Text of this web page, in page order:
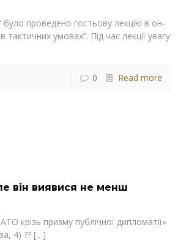
проведено гостьову лекцію в он-
умовах”. Під час лекції увагу
0 Read more
він виявися не менш
крізь призму публічної дипломатії»
4) ??[…]